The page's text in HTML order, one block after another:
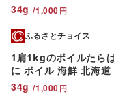
34g /1,000 円
34g /1,000 円
ふるさとチョイス
1肩1kgのボイルたら
に ボイル 海鮮 北海道